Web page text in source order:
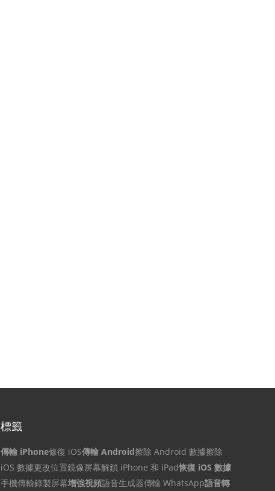
標籤
傳輸 iPhone修復 iOS傳輸 Android擦除 Android 數據擦除
iOS 數據更改位置鏡像屏幕解鎖 iPhone 和 iPad恢復 iOS 數據
手機傳輸錄製屏幕增強視頻語音生成器傳輸 WhatsApp語音轉